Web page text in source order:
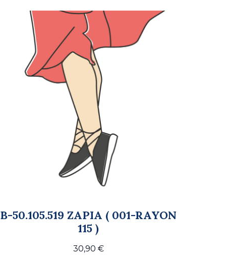
B-50.105.519 ZAPIA ( 001-RAYON
115 )
30,90 €